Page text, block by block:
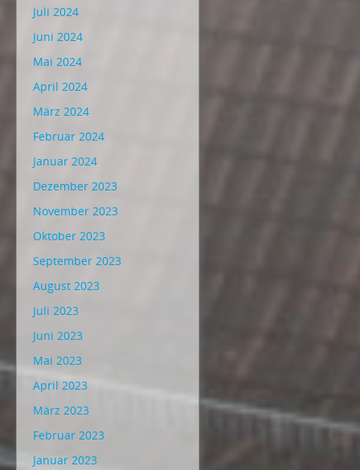
Juli 2024
Juni 2024
Mai 2024
April 2024
März 2024
Februar 2024
Januar 2024
Dezember 2023
November 2023
Oktober 2023
September 2023
August 2023
Juli 2023
Juni 2023
Mai 2023
April 2023
März 2023
Februar 2023
Januar 2023